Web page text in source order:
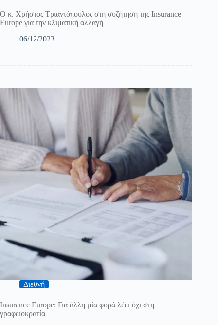
Ο κ. Χρήστος Τριαντόπουλος στη συζήτηση της Insurance
Europe για την κλιματική αλλαγή
06/12/2023
Διεθνή
Insurance Europe: Για άλλη μία φορά λέει όχι στη
γραφειοκρατία